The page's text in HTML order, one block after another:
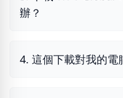
辦？
4. 這個下載對我的電